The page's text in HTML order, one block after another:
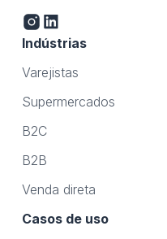
Indústrias
Varejistas
Supermercados
B2C
B2B
Venda direta
Casos de uso